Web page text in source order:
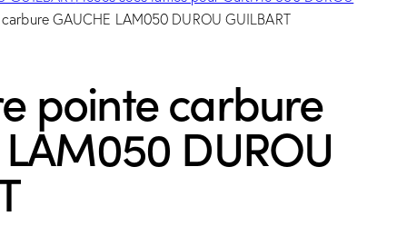
GAUCHE LAM050 DUROU GUILBART
pointe carbure
DUROU